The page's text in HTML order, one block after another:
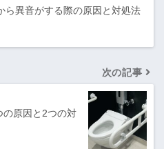
ら異音がする際の原因と対処法
次の記事
の原因と2つの対